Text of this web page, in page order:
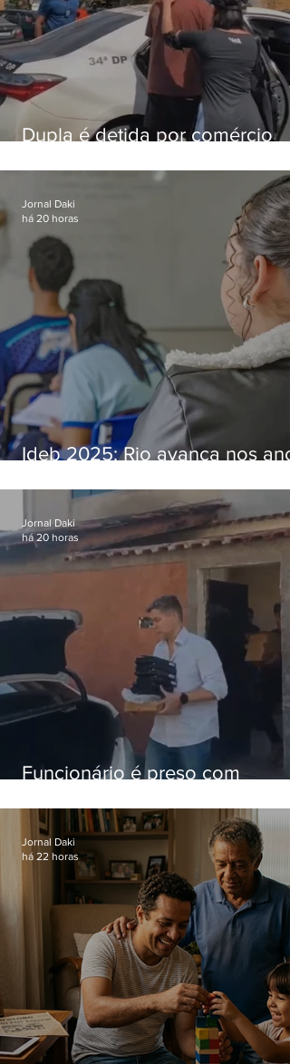
Dupla é detida por comércio
Bangu
Ideb 2025: Rio avança nos
nacional
Jornal Daki
há 20 horas
Funcionário é preso com
Hospital do Andaraí
Jornal Daki
há 20 horas
Jornal Daki
há 22 horas